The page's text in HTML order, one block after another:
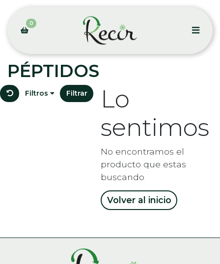
0
PÉPTIDOS
Filtros Filtrar
Lo
sentimos
No encontramos el
producto que estas
buscando
Volver al inicio